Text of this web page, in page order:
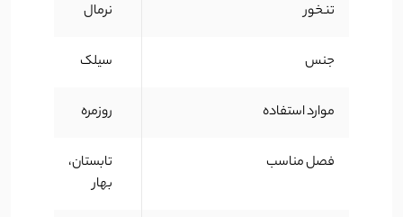
تنخور نرمال
جنس سیلک
موارد استفاده روزمره
فصل مناسب
تابستان،
بهار